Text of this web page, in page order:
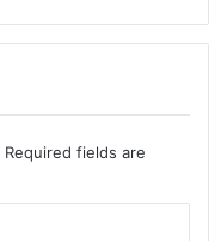
Required fields are